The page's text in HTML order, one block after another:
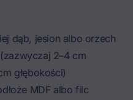
dąb, jesion albo orzech
2–4 cm
głębokości)
MDF albo filc